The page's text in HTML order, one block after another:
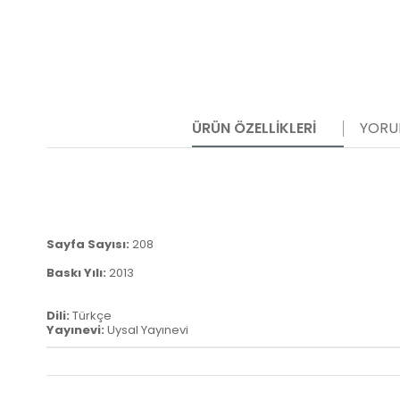
ÜRÜN ÖZELLIKLERI
Sayfa Sayısı: 208
Baskı Yılı: 2013
Dili: Türkçe
Yayınevi: Uysal Yayınevi